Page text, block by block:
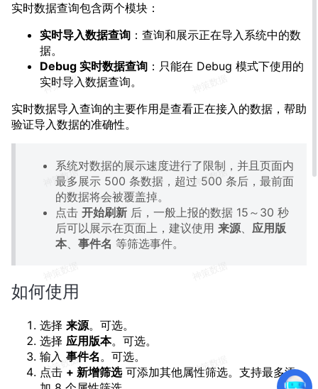
实时数据查询包含两个模块：
实时导入数据查询 ：查询和展示正在导入系统中的数
据。
Debug 实时数据查询 ：只能在 Debug 模式下使用的
实时导入数据查询。
实时数据导入查询的主要作用是查看正在接入的数据，帮助
验证导入数据的准确性。
系统对数据的展示速度进行了限制，并且页面内
最多展示 500 条数据，超过 500 条后，最前面
的数据将会被覆盖掉。
点击 开始刷新 后，一般上报的数据 15～30 秒
后可以展示在页面上，建议使用 来源、 应用版
本、 事件名 等筛选事件。
如何使用
选择 来源。可选。
选择 应用版本。可选。
输入 事件名。可选。
点击 + 新增筛选可添加其他属性筛选。支持最多添